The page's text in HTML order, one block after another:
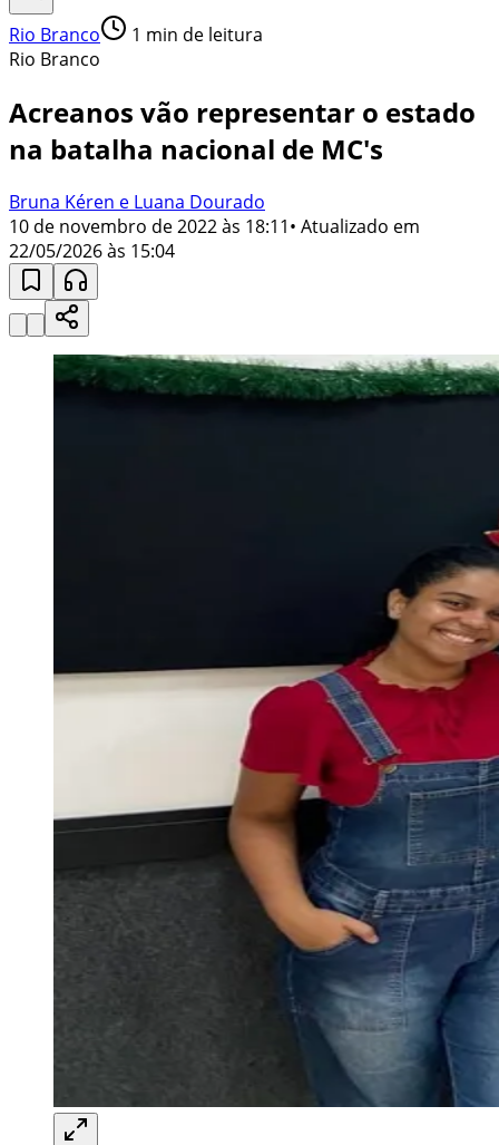
Rio Branco 1 min de leitura
Rio Branco
Acreanos vão representar o estado
na batalha nacional de MC's
Bruna Kéren e Luana Dourado
10 de novembro de 2022 às 18:11• Atualizado em
22/05/2026 às 15:04